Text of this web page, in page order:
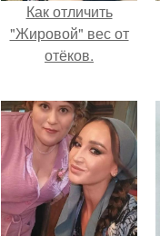
Как отличить
"Жировой" вес от
отёков.